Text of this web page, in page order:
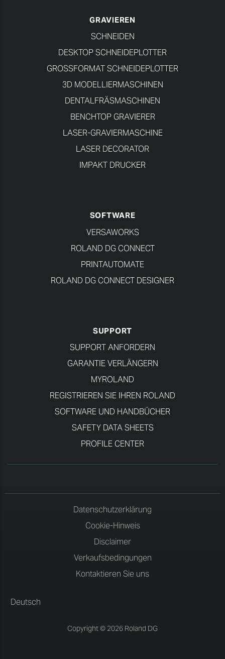
GRAVIEREN
SCHNEIDEN
DESKTOP SCHNEIDEPLOTTER
GROSSFORMAT SCHNEIDEPLOTTER
3D MODELLIERMASCHINEN
DENTALFRÄSMASCHINEN
BENCHTOP GRAVIERER
LASER-GRAVIERMASCHINE
LASER DECORATOR
IMPAKT DRUCKER
SOFTWARE
VERSAWORKS
ROLAND DG CONNECT
PRINTAUTOMATE
ROLAND DG CONNECT DESIGNER
SUPPORT
SUPPORT ANFORDERN
GARANTIE VERLÄNGERN
MYROLAND
REGISTRIEREN SIE IHREN ROLAND
SOFTWARE UND HANDBÜCHER
SAFETY DATA SHEETS
PROFILE CENTER
Datenschutzerklärung
Cookie-Hinweis
Disclaimer
Verkaufsbedingungen
Kontaktieren Sie uns
Deutsch
Copyright © 2026 Roland DG